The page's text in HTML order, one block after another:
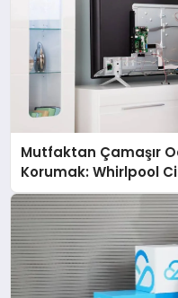
Mutfaktan Çamaşır
Korumak: Whirlpool
Destek Deneyimi